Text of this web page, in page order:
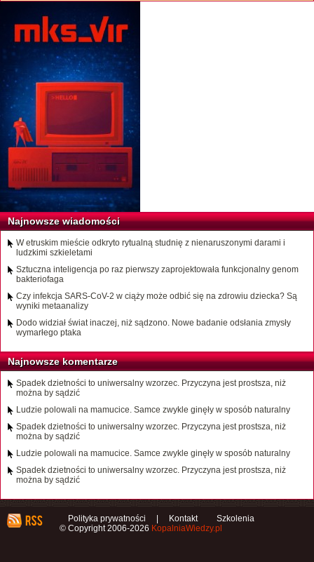
Najnowsze wiadomości
W etruskim mieście odkryto rytualną studnię z nienaruszonymi darami i
ludzkimi szkieletami
Sztuczna inteligencja po raz pierwszy zaprojektowała funkcjonalny genom
bakteriofaga
Czy infekcja SARS-CoV-2 w ciąży może odbić się na zdrowiu dziecka? Są
wyniki metaanalizy
Dodo widział świat inaczej, niż sądzono. Nowe badanie odsłania zmysły
wymarłego ptaka
Najnowsze komentarze
Spadek dzietności to uniwersalny wzorzec. Przyczyna jest prostsza, niż
można by sądzić
Ludzie polowali na mamucice. Samce zwykle ginęły w sposób naturalny
Spadek dzietności to uniwersalny wzorzec. Przyczyna jest prostsza, niż
można by sądzić
Ludzie polowali na mamucice. Samce zwykle ginęły w sposób naturalny
Spadek dzietności to uniwersalny wzorzec. Przyczyna jest prostsza, niż
można by sądzić
Polityka prywatności Kontakt
Szkolenia
© Copyright 2006-2026 KopalniaWiedzy.pl